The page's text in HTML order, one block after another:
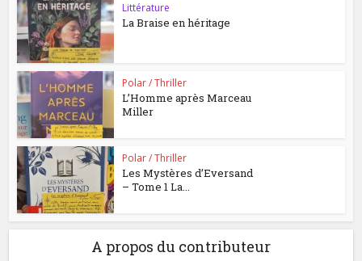
Littérature
La Braise en héritage
Polar / Thriller
L’Homme après Marceau
Miller
Polar / Thriller
Les Mystères d’Eversand
– Tome 1 La...
A propos du contributeur